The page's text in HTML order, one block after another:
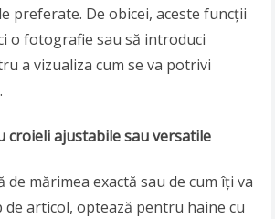
preferate. De obicei, aceste funcții
o fotografie sau să introduci
a vizualiza cum se va potrivi
croieli ajustabile sau versatile
de mărimea exactă sau de cum îți va
articol, optează pentru haine cu